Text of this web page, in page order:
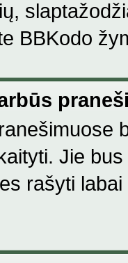
BBKodo
Jie
rašyti